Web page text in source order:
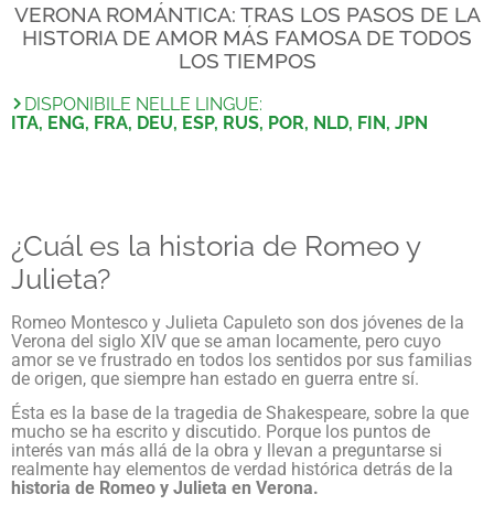
VERONA ROMÁNTICA: TRAS LOS PASOS DE LA
HISTORIA DE AMOR MÁS FAMOSA DE TODOS
LOS TIEMPOS
DISPONIBILE NELLE LINGUE:
ITA, ENG, FRA, DEU, ESP, RUS, POR, NLD, FIN, JPN
¿Cuál es la historia de Romeo y
Julieta?
Romeo Montesco y Julieta Capuleto son dos jóvenes de la
Verona del siglo XIV que se aman locamente, pero cuyo
amor se ve frustrado en todos los sentidos por sus familias
de origen, que siempre han estado en guerra entre sí.
Ésta es la base de la tragedia de Shakespeare, sobre la que
mucho se ha escrito y discutido. Porque los puntos de
interés van más allá de la obra y llevan a preguntarse si
realmente hay elementos de verdad histórica detrás de la
historia de Romeo y Julieta en Verona.